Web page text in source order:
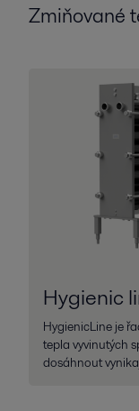
Zmiňované
Hygienic
HygienicLine je
tepla vyvinutých
dosáhnout